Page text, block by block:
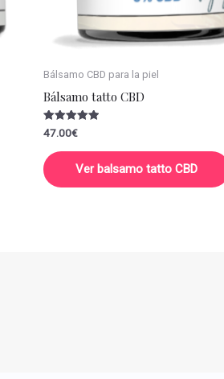
Bálsamo CBD para la piel
Bálsamo tatto CBD
Valorado
con
5.00
de 5
47.00€
Ver balsamo tatto CBD